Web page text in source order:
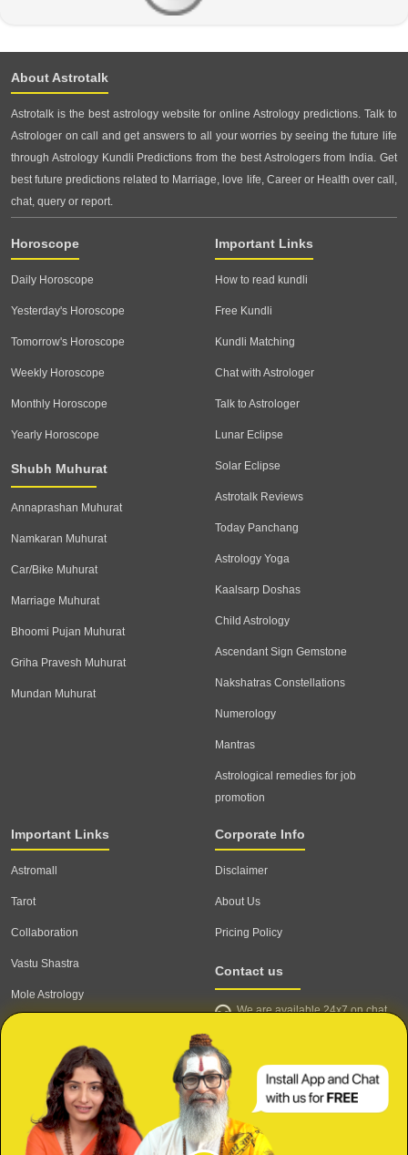
About Astrotalk
Astrotalk is the best astrology website for online Astrology predictions. Talk to
Astrologer on call and get answers to all your worries by seeing the future life
through Astrology Kundli Predictions from the best Astrologers from India. Get
best future predictions related to Marriage, love life, Career or Health over call,
chat, query or report.
Horoscope
Daily Horoscope
Yesterday's Horoscope
Tomorrow's Horoscope
Weekly Horoscope
Monthly Horoscope
Yearly Horoscope
Shubh Muhurat
Annaprashan Muhurat
Namkaran Muhurat
Car/Bike Muhurat
Marriage Muhurat
Bhoomi Pujan Muhurat
Griha Pravesh Muhurat
Mundan Muhurat
Important Links
How to read kundli
Free Kundli
Kundli Matching
Chat with Astrologer
Talk to Astrologer
Lunar Eclipse
Solar Eclipse
Astrotalk Reviews
Today Panchang
Astrology Yoga
Kaalsarp Doshas
Child Astrology
Ascendant Sign Gemstone
Nakshatras Constellations
Numerology
Mantras
Astrological remedies for job
promotion
Important Links
Astromall
Tarot
Collaboration
Vastu Shastra
Mole Astrology
Astrologer Login
Astrologer Registration
Corporate Info
Corporate Info
Disclaimer
About Us
Pricing Policy
Contact us
We are available 24x7 on chat
Email ID: contact@astrotalk.com
Secure